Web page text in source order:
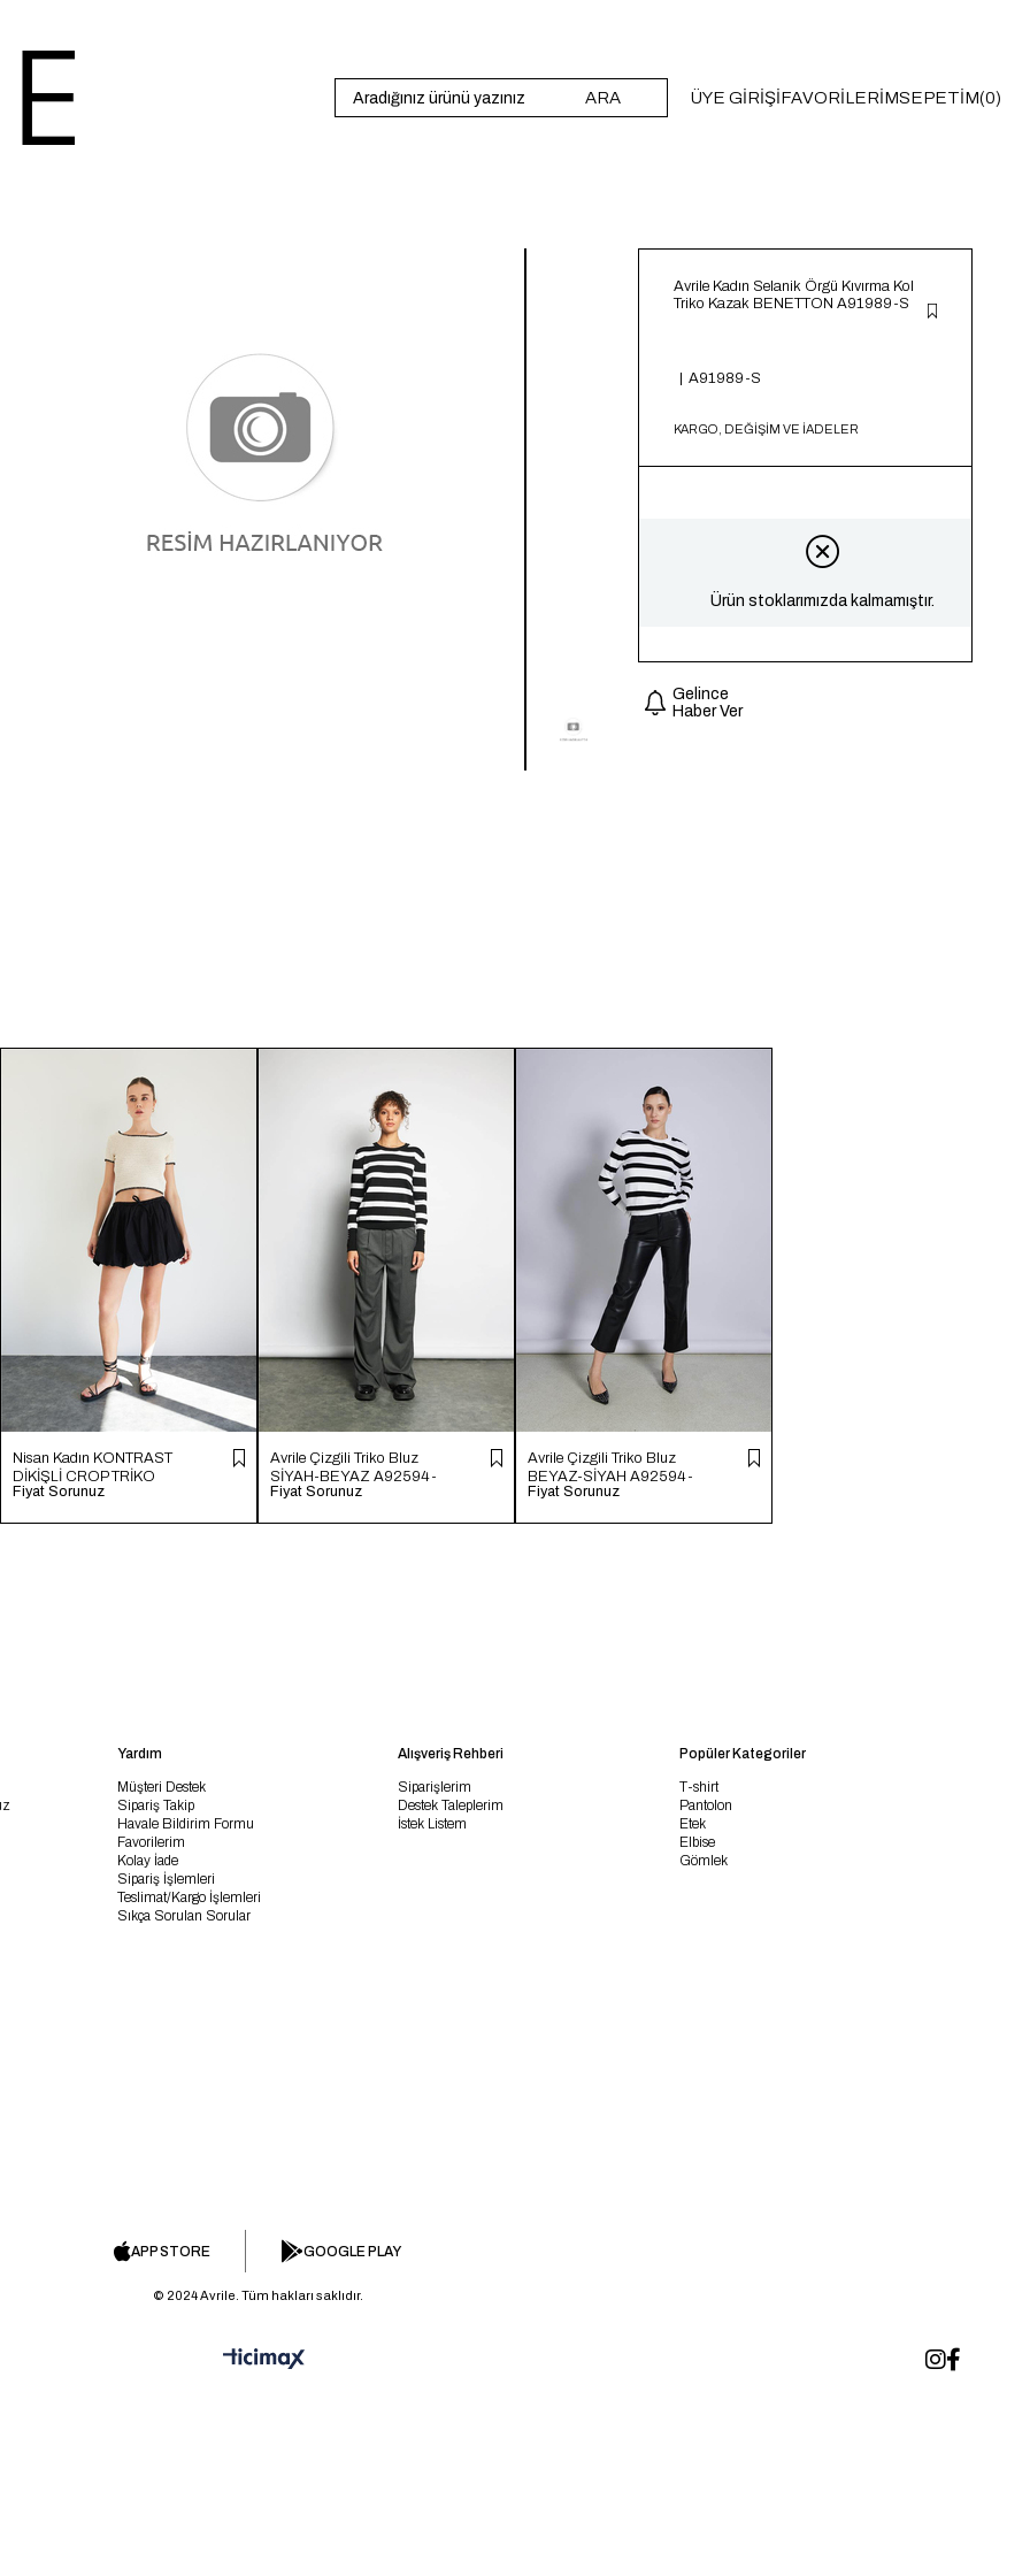
ARA ÜYE GIRIŞIFAVORILERIMSEPETIM 0
Avrile Kadın Selanik Örgü Kıvırma Kol
Triko Kazak BENETTON A91989-S
A91989-S
KARGO, DEĞİŞİM VE İADELER
Ürün stoklarımızda kalmamıştır.
Gelince
Haber Ver
Nisan Kadın KONTRAST
DİKİŞLİ CROP TRİKO
HAM EKRU TT4231-Z
Fiyat Sorunuz
Avrile Çizgili Triko Bluz
SİYAH-BEYAZ A92594-
S
Fiyat Sorunuz
Avrile Çizgili Triko Bluz
BEYAZ-SİYAH A92594-
S
Fiyat Sorunuz
Yardım
Müşteri Destek
Sipariş Takip
Havale Bildirim Formu
Favorilerim
Kolay İade
Sipariş İşlemleri
Teslimat/Kargo İşlemleri
Sıkça Sorulan Sorular
Alışveriş Rehberi
Siparişlerim
Destek Taleplerim
İstek Listem
Popüler Kategoriler
T-shirt
Pantolon
Etek
Elbise
Gömlek
APP STORE GOOGLE PLAY
© 2024 Avrile. Tüm hakları saklıdır.